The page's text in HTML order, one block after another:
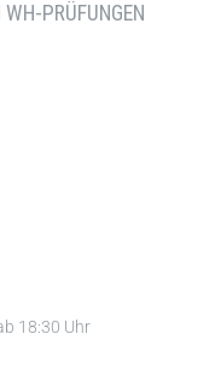
WH-PRÜFUNGEN
18:30 Uhr